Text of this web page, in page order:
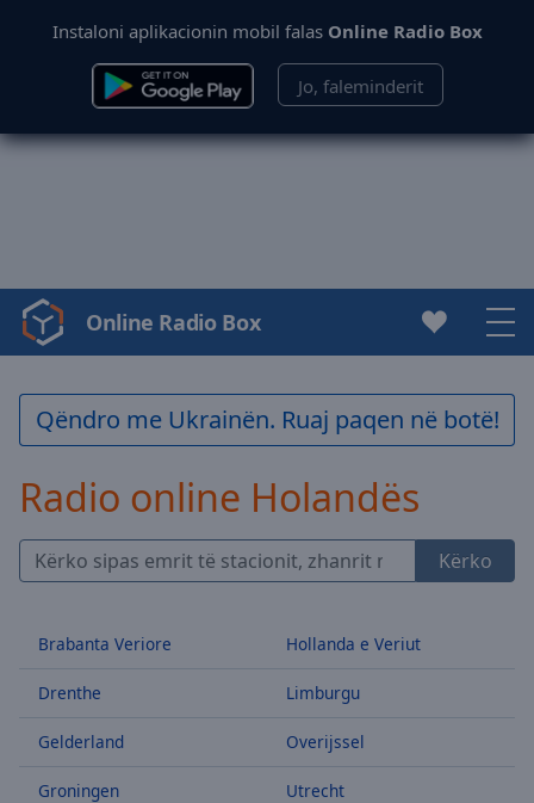
Instaloni aplikacionin mobil falas Online Radio Box
Jo, faleminderit
Video
Player
loading.
Play
Play
Skip
Skip
Forward
Time0:00
Duration-:-
Loaded:
Stream
Online Radio Box
Qëndro me Ukrainën. Ruaj paqen në botë!
Radio online Holandës
Kërko
Brabanta Veriore
Drenthe
Gelderland
Groningen
Hollanda e Veriut
Limburgu
Overijssel
Utrecht